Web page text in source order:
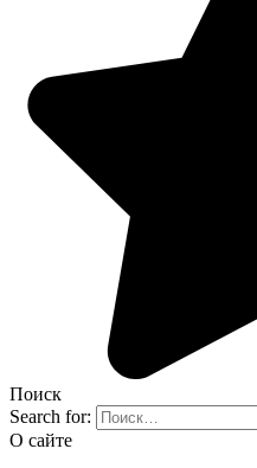
Поиск
Search for:
О сайте